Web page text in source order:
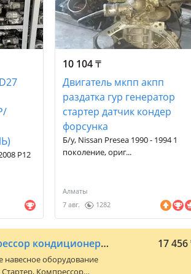
P12
10 104₸
Двигатель мкпп акпп
раздатка гур генератор
стартер датчик кондер
форсунка
Б/у, Nissan Presea 1990 - 1994 1
поколение, ориг...
Алматы
7 авг.
1282
ГУР Генератор Стартер, Компрессор кондиционера TOYOTA, LEXUS, NISSAN ДВС 17 456
навесное оборудование
Стартер, Компрессор